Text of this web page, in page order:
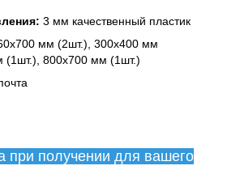
3 мм качественный пластик
мм (2шт.), 300х400 мм
(1шт.), 800х700 мм (1шт.)
при получении для вашего